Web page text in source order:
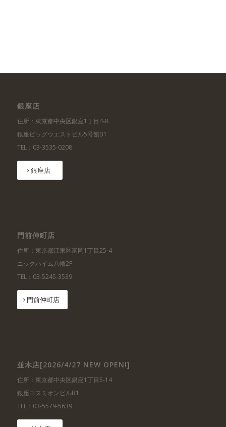
銀座店
住所：東京都中央区銀座1丁目4-8
銀座ビッグウエストビル5号館B1
TEL：03-3535-0208
銀座店
門前仲町店
住所：東京都江東区富岡1丁目25-4
ニックハイム八幡2F
TEL：03-5245-3539
門前仲町店
並木店[2026/4/27 NEW OPEN!]
住所：東京都中央区銀座1丁目5-14
銀座コスミオンビルB1
TEL：03-5579-5639